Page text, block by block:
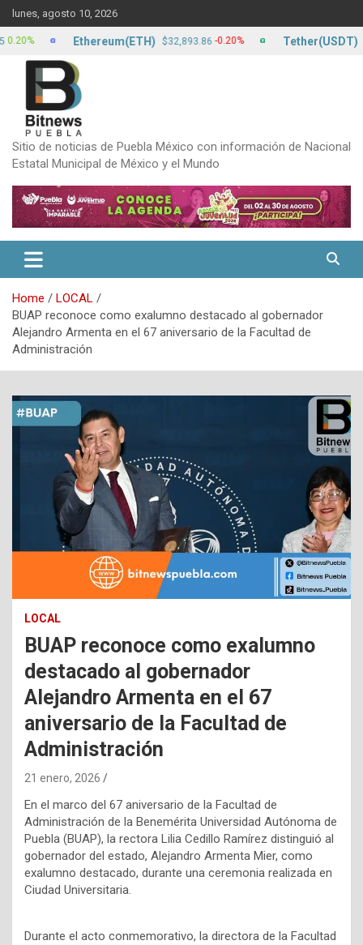
Skip
to
content
lunes, agosto 10, 2026
Sitio de noticias de Puebla México con información de Nacional
Estatal Municipal de México y el Mundo
Home
LOCAL
BUAP reconoce como exalumno destacado al gobernador
Alejandro Armenta en el 67 aniversario de la Facultad de
Administración
LOCAL
BUAP reconoce como exalumno
destacado al gobernador
Alejandro Armenta en el 67
aniversario de la Facultad de
Administración
21 enero, 2026
En el marco del 67 aniversario de la Facultad de
Administración de la Benemérita Universidad Autónoma de
Puebla (BUAP), la rectora Lilia Cedillo Ramírez distinguió al
gobernador del estado, Alejandro Armenta Mier, como
exalumno destacado, durante una ceremonia realizada en
Ciudad Universitaria.
Durante el acto conmemorativo, la directora de la Facultad
Ethereum(ETH) $32,893.86 -0.20% Tether(USDT)